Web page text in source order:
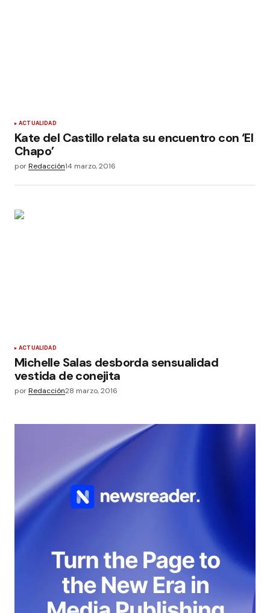
ACTUALIDAD
Kate del Castillo relata su encuentro con ‘El
Chapo’
porRedacción14 marzo, 2016
ACTUALIDAD
Michelle Salas desborda sensualidad
vestida de conejita
porRedacción28 marzo, 2016